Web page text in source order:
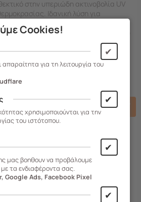
στην υπεριώδη ακτινοβολία UV
Ιδανική λύση για
χώρους, καταλαμβάνει ελάχιστο
πινελιά διακόσμησης στον χώρο
του. Διαθέσιμο σε τέσσερα
ταιριάζει σε αποτελεσματικότητα σε
Cookies!
✔
για τη λειτουργία του
✔
χρησιμοποιούνται για την
του ιστότοπου.
✔
μας βοηθουν να προβάλουμε
τα ενδιαφέροντα σας.
Google Ads, Facebook Pixel
✔